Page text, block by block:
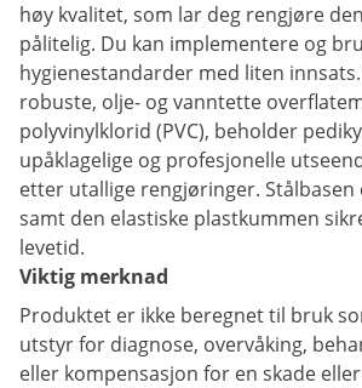
høy kvalitet, som lar deg rengjøre
pålitelig. Du kan implementere og
hygienestandarder med liten
robuste, olje- og vanntette
polyvinylklorid (PVC), beholder
upåklagelige og profesjonelle
etter utallige rengjøringer.
samt den elastiske plastkummen
levetid.
Viktig merknad
Produktet er ikke beregnet til bruk
utstyr for diagnose, overvåking,
eller kompensasjon for en skade eller